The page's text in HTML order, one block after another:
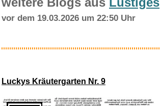
vor dem 19.03.2026 um 22:50 Uhr
Luckys Kräutergarten Nr. 9